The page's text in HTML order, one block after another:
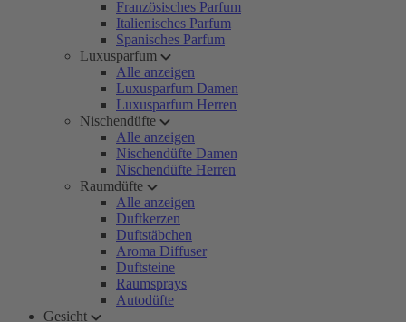
Französisches Parfum
Italienisches Parfum
Spanisches Parfum
Luxusparfum
Alle anzeigen
Luxusparfum Damen
Luxusparfum Herren
Nischendüfte
Alle anzeigen
Nischendüfte Damen
Nischendüfte Herren
Raumdüfte
Alle anzeigen
Duftkerzen
Duftstäbchen
Aroma Diffuser
Duftsteine
Raumsprays
Autodüfte
Gesicht